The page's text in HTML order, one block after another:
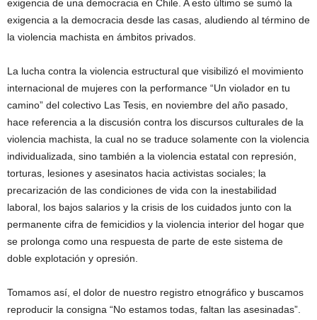
exigencia de una democracia en Chile. A esto último se sumó la
exigencia a la democracia desde las casas, aludiendo al término de
la violencia machista en ámbitos privados.
La lucha contra la violencia estructural que visibilizó el movimiento
internacional de mujeres con la performance “Un violador en tu
camino” del colectivo Las Tesis, en noviembre del año pasado,
hace referencia a la discusión contra los discursos culturales de la
violencia machista, la cual no se traduce solamente con la violencia
individualizada, sino también a la violencia estatal con represión,
torturas, lesiones y asesinatos hacia activistas sociales; la
precarización de las condiciones de vida con la inestabilidad
laboral, los bajos salarios y la crisis de los cuidados junto con la
permanente cifra de femicidios y la violencia interior del hogar que
se prolonga como una respuesta de parte de este sistema de
doble explotación y opresión.
Tomamos así, el dolor de nuestro registro etnográfico y buscamos
reproducir la consigna “No estamos todas, faltan las asesinadas”.